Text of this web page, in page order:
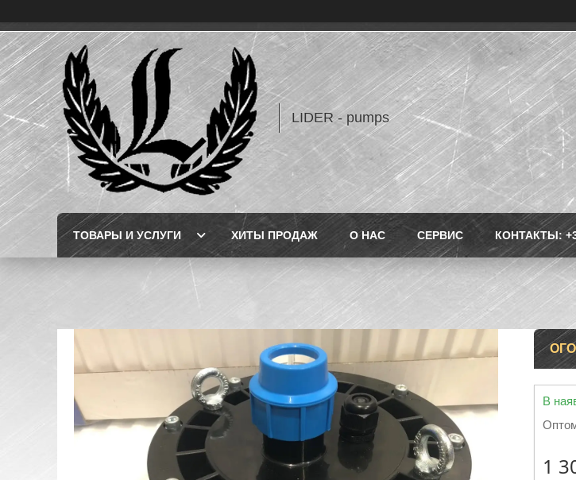
LIDER - pumps
ТОВАРЫ И УСЛУГИ ХИТЫ ПРОДАЖ О НАС СЕРВИС КОНТАКТЫ:
В
Оптом
1